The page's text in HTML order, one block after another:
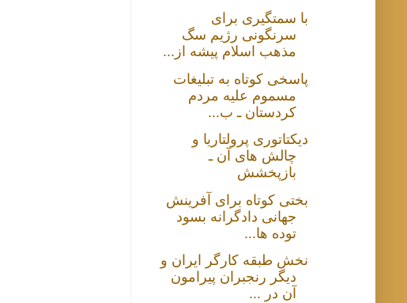
با سمتگیری برای
سرنگونی رژیم سگ
مذهب اسلام پیشه از...
پاسخی کوتاه به تبلیغات
مسموم علیه مردم
کردستان ـ ب...
دیکتاتوری پرولتاریا و
چالش های آن ـ
بازپخشش
بختی کوتاه برای آفرینش
جهانی دادگرانه بسود
توده ها...
نخش طبقه کارگر ایران و
دیگر رنجبران پیرامون
آن در ...